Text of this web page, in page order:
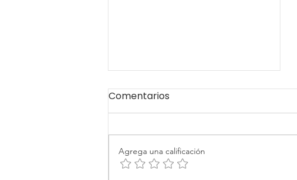
Comentarios
Agrega una calificación